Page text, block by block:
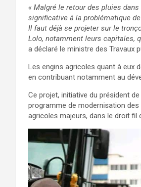
« Malgré le retour des pluies
significative à la problématique
Il faut déjà se projeter sur le
Lolo, notamment leurs capitales,
a déclaré le ministre des Travaux
Les engins agricoles quant à eux
en contribuant notamment au
Ce projet, initiative du président
programme de modernisation
agricoles majeurs, dans le droit fil